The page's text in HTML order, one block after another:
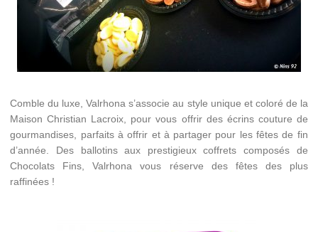
Comble du luxe, Valrhona s’associe au style unique et coloré de la
Maison Christian Lacroix, pour vous offrir des écrins couture de
gourmandises, parfaits à offrir et à partager pour les fêtes de fin
d’année. Des ballotins aux prestigieux coffrets composés de
Chocolats Fins, Valrhona vous réserve des fêtes des plus
raffinées !